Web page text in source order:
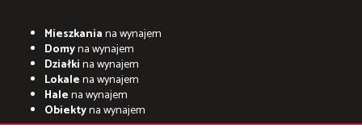
Mieszkaniana wynajem
Domyna wynajem
Działkina wynajem
Lokalena wynajem
Halena wynajem
Obiektyna wynajem